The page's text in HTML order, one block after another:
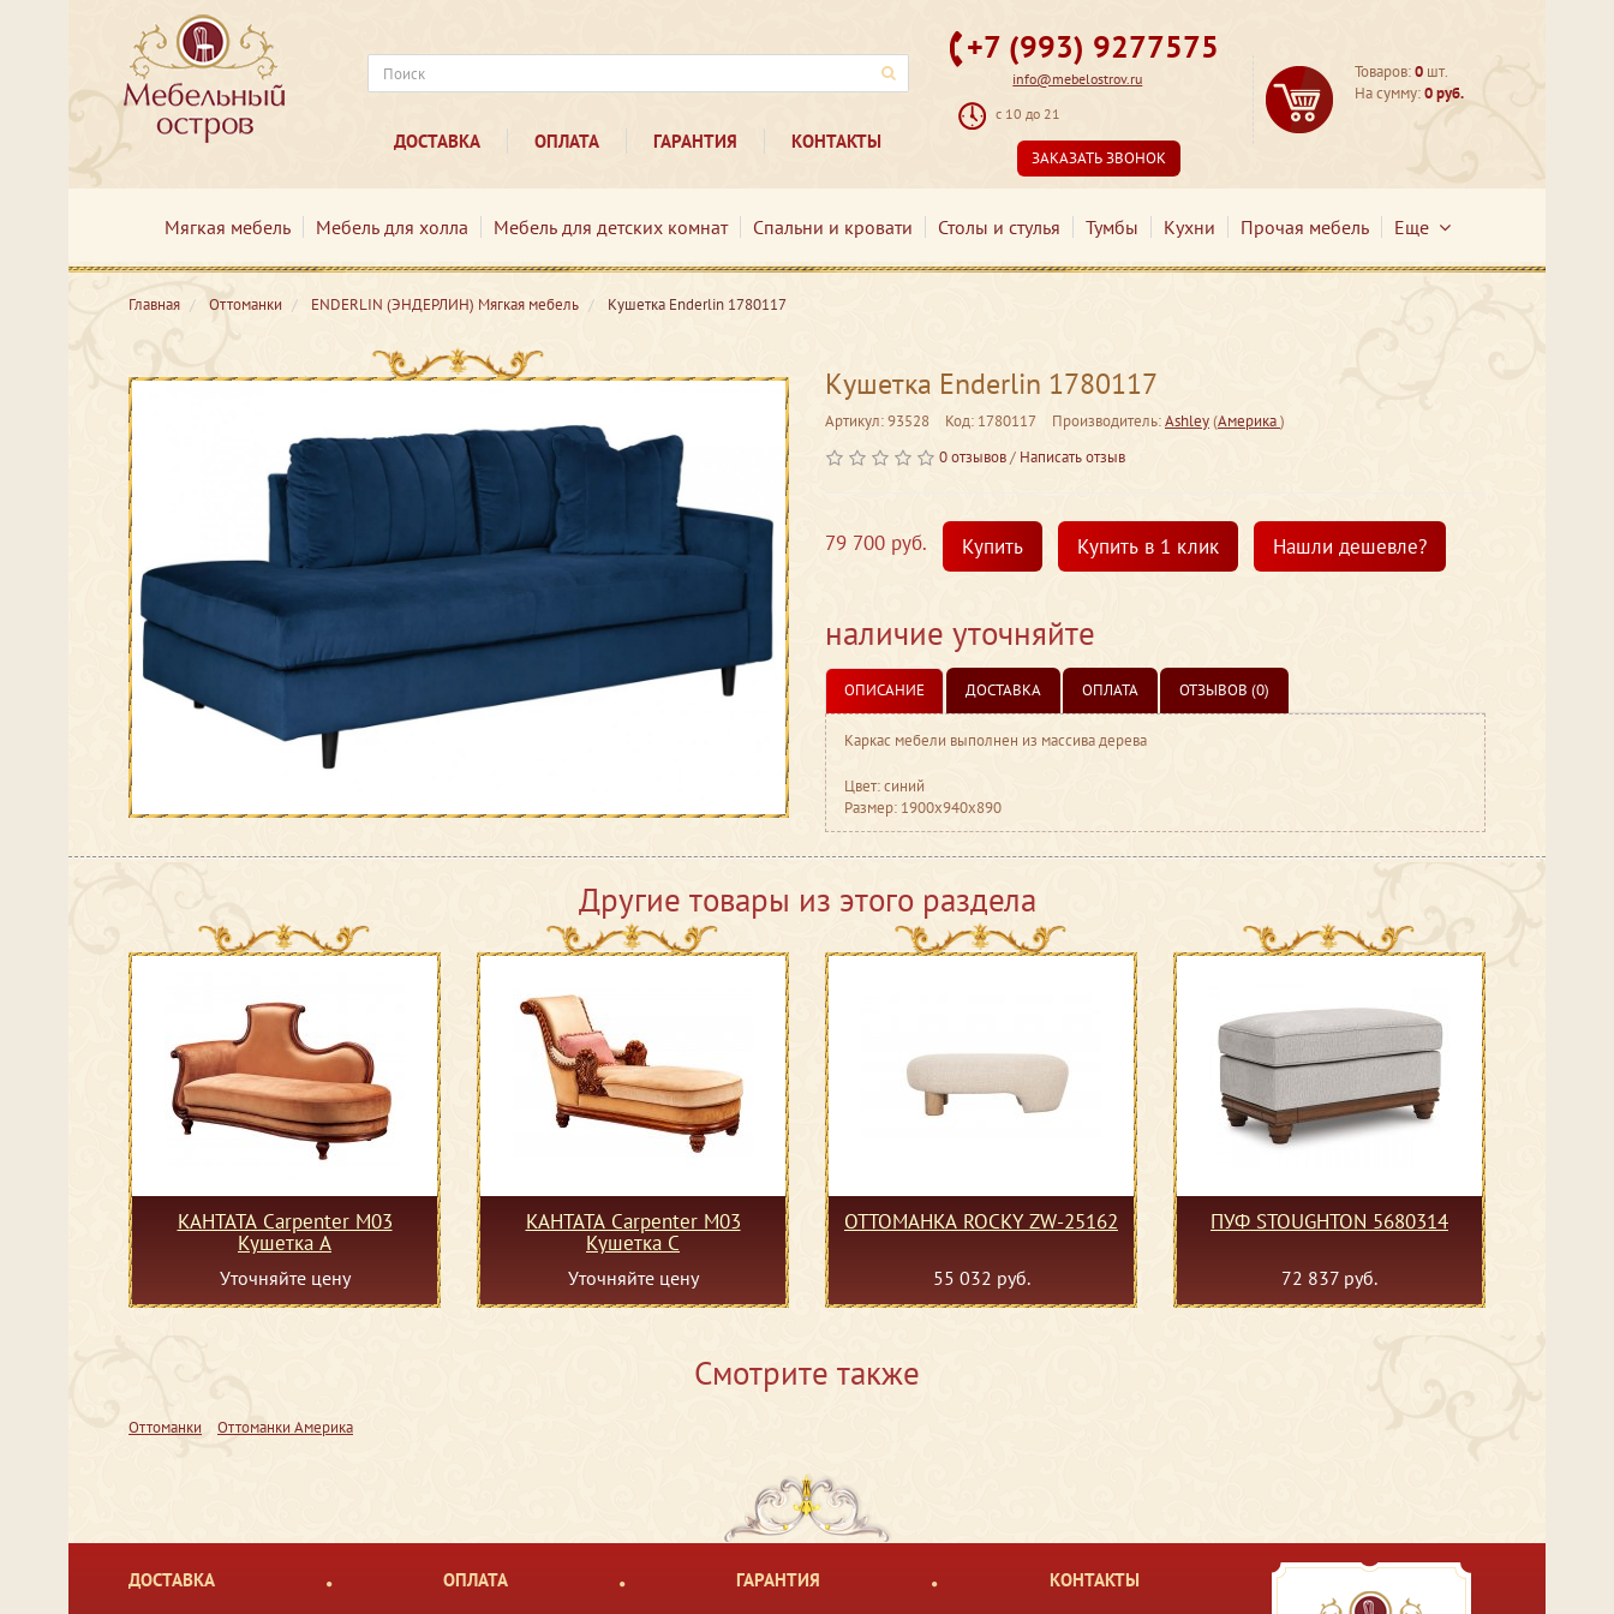
ДОСТАВКА ОПЛАТА ГАРАНТИЯ КОНТАКТЫ
+7 (993) 9277575
info@mebelostrov.ru
с 10 до 21
ЗАКАЗАТЬ ЗВОНОК
Товаров:0 шт.
На сумму:0 руб.
Мягкая мебель Мебель для холла Мебель для детских комнат Спальни и кровати Столы и стулья Тумбы Кухни Прочая мебель Еще
Главная Оттоманки ENDERLIN (ЭНДЕРЛИН) Мягкая мебель Кушетка Enderlin 1780117
Кушетка Enderlin 1780117
Артикул: 93528 Код: 1780117 Производитель:Ashley(Америка)
0 отзывов/ Написать отзыв
79 700 руб. Купить Купить в 1 клик Нашли дешевле?
наличие уточняйте
ОПИСАНИЕ ДОСТАВКА ОПЛАТА ОТЗЫВОВ (0)
Каркас мебели выполнен из массива дерева
Цвет: синий
Размер: 1900x940x890
Другие товары из этого раздела
КАНТАТА Carpenter M03
Кушетка А
Уточняйте цену
КАНТАТА Carpenter M03
Кушетка С
Уточняйте цену
ОТТОМАНКА ROCKY ZW-25162
55 032 руб.
ПУФ STOUGHTON 5680314
72 837 руб.
Смотрите также
Оттоманки Оттоманки Америка
ДОСТАВКА ОПЛАТА ГАРАНТИЯ КОНТАКТЫ